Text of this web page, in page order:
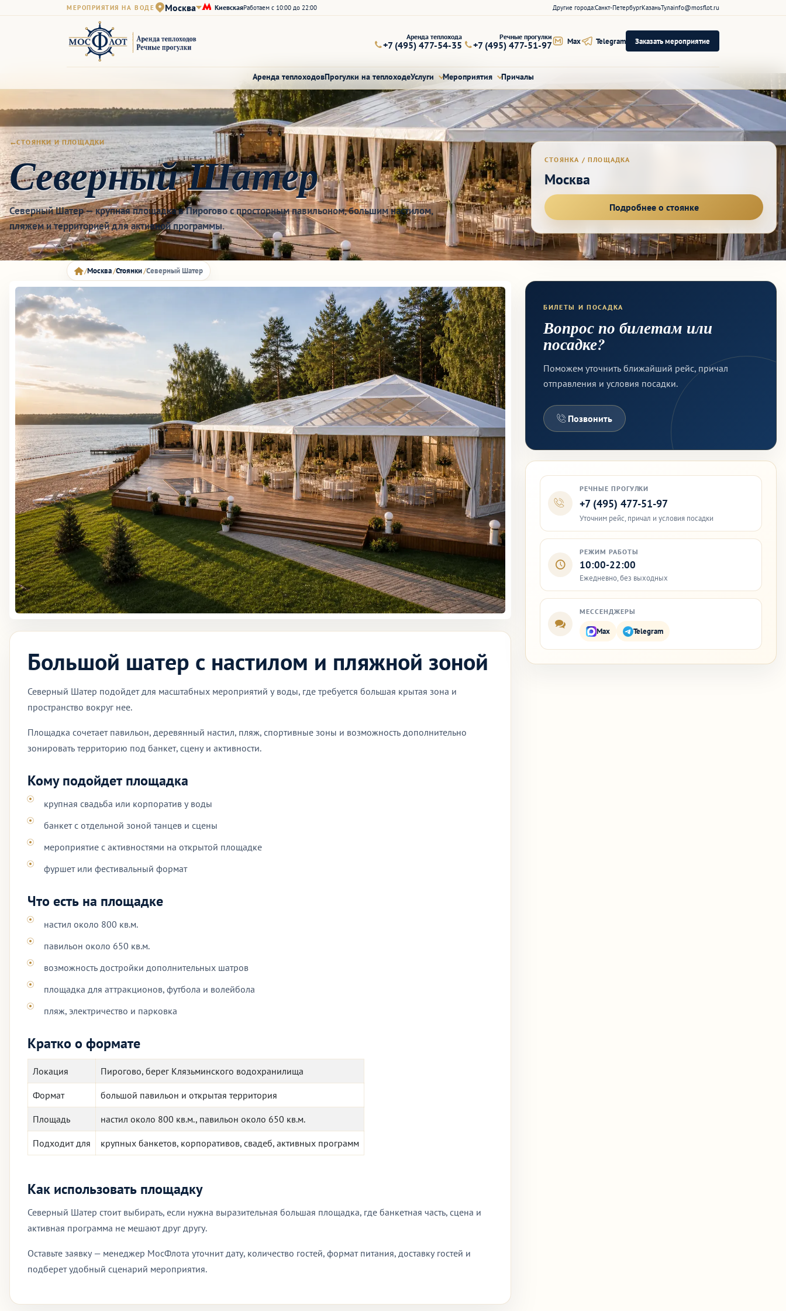
МЕРОПРИЯТИЯ НА ВОДЕ Москва КиевскаяРаботаем с 10:00 до 22:00 Другие города:Санкт-ПетербургКазаньТулаinfo@mosflot.ru
Аренда теплоходовПрогулки на теплоходеУслуги Мероприятия Причалы
Аренда теплохода
+7 (495) 477-54-35
Речные прогулки
+7 (495) 477-51-97 Max Telegram Заказать мероприятие
СТОЯНКИ И ПЛОЩАДКИ
Северный Шатер
Северный Шатер — крупная площадка в Пирогово с просторным павильоном, большим настилом,
пляжем и территорией для активной программы.
СТОЯНКА / ПЛОЩАДКА
Москва
Подробнее о стоянке
Москва Стоянки Северный Шатер
Большой шатер с настилом и пляжной зоной
Северный Шатер подойдет для масштабных мероприятий у воды, где требуется большая крытая зона и
пространство вокруг нее.
Площадка сочетает павильон, деревянный настил, пляж, спортивные зоны и возможность дополнительно
зонировать территорию под банкет, сцену и активности.
Кому подойдет площадка
крупная свадьба или корпоратив у воды
банкет с отдельной зоной танцев и сцены
мероприятие с активностями на открытой площадке
фуршет или фестивальный формат
Что есть на площадке
настил около 800 кв.м.
павильон около 650 кв.м.
возможность достройки дополнительных шатров
площадка для аттракционов, футбола и волейбола
пляж, электричество и парковка
Кратко о формате
Локация Пирогово, берег Клязьминского водохранилища
Формат большой павильон и открытая территория
Площадь настил около 800 кв.м., павильон около 650 кв.м.
Подходит для крупных банкетов, корпоративов, свадеб, активных программ
Как использовать площадку
Северный Шатер стоит выбирать, если нужна выразительная большая площадка, где банкетная часть, сцена и
активная программа не мешают друг другу.
Оставьте заявку — менеджер МосФлота уточнит дату, количество гостей, формат питания, доставку гостей и
подберет удобный сценарий мероприятия.
БИЛЕТЫ И ПОСАДКА
Вопрос по билетам или
посадке?
Поможем уточнить ближайший рейс, причал
отправления и условия посадки.
Позвонить
РЕЧНЫЕ ПРОГУЛКИ
+7 (495) 477-51-97
Уточним рейс, причал и условия посадки
РЕЖИМ РАБОТЫ
10:00-22:00
Ежедневно, без выходных
МЕССЕНДЖЕРЫ
Max Telegram